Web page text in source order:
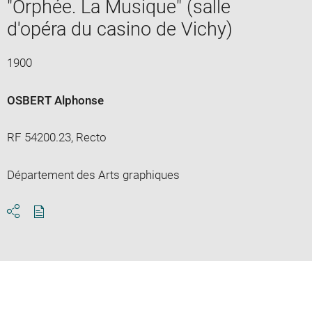
"Orphée. La Musique" (salle
d'opéra du casino de Vichy)
1900
OSBERT Alphonse
RF 54200.23, Recto
Département des Arts graphiques